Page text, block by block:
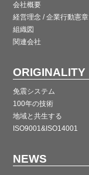
会社概要
経営理念 / 企業行動憲章
組織図
関連会社
ORIGINALITY
免震システム
100年の技術
地域と共生する
ISO9001&ISO14001
NEWS